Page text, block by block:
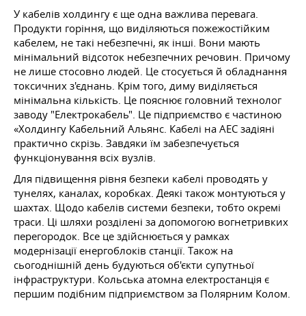
У кабелів холдингу є ще одна важлива перевага.
Продукти горіння, що виділяються пожежостійким
кабелем, не такі небезпечні, як інші. Вони мають
мінімальний відсоток небезпечних речовин. Причому
не лише стосовно людей. Це стосується й обладнання
токсичних з'єднань. Крім того, диму виділяється
мінімальна кількість. Це пояснює головний технолог
заводу "Електрокабель". Це підприємство є частиною
«Холдингу Кабельний Альянс. Кабелі на АЕС задіяні
практично скрізь. Завдяки їм забезпечується
функціонування всіх вузлів.
Для підвищення рівня безпеки кабелі проводять у
тунелях, каналах, коробках. Деякі також монтуються у
шахтах. Щодо кабелів системи безпеки, тобто окремі
траси. Ці шляхи розділені за допомогою вогнетривких
перегородок. Все це здійснюється у рамках
модернізації енергоблоків станції. Також на
сьогоднішній день будуються об'єкти супутньої
інфраструктури. Кольська атомна електростанція є
першим подібним підприємством за Полярним Колом.